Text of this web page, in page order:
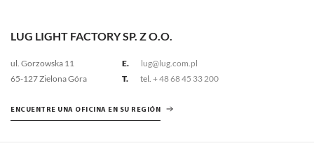
LUG LIGHT FACTORY SP. Z O.O.
ul. Gorzowska 11
65-127 Zielona Góra
E.
lug@lug.com.pl
T.
tel. + 48 68 45 33 200
ENCUENTRE UNA OFICINA EN SU REGIÓN